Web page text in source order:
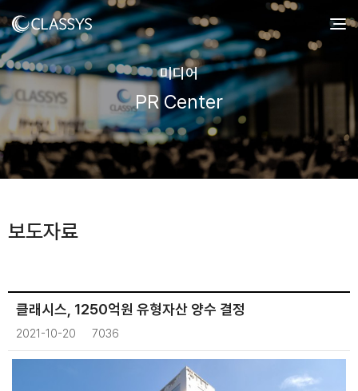
미디어
PR Center
보도자료
클래시스, 1250억원 유형자산 양수 결정
2021-10-20 7036